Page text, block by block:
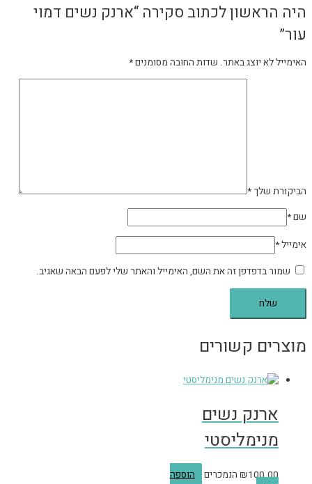
היה הראשון לכתוב סקירה “ארנק נשים דמוי
עור”
האימייל לא יוצג באתר. שדות החובה מסומנים*
הביקורת שלך *
שם*
אימייל*
שמור בדפדפן זה את השם, האימייל והאתר שלי לפעם הבאה שאגיב.
מוצרים קשורים
ארנק נשים
מנימליסטי
₪100.00 הנמכרים
הוספה